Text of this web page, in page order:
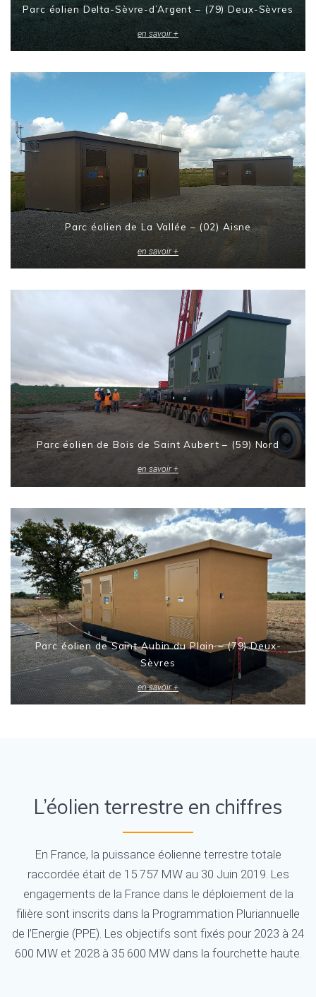
Parc éolien Delta-Sèvre-d’Argent – (79) Deux-Sèvres
en savoir +
Parc éolien de La Vallée – (02) Aisne
en savoir +
Parc éolien de Bois de Saint Aubert – (59) Nord
en savoir +
Parc éolien de Saint Aubin du Plain – (79) Deux-
Sèvres
en savoir +
L’éolien terrestre en chiffres
En France, la puissance éolienne terrestre totale
raccordée était de 15 757 MW au 30 Juin 2019. Les
engagements de la France dans le déploiement de la
filière sont inscrits dans la Programmation Pluriannuelle
de l’Energie (PPE). Les objectifs sont fixés pour 2023 à 24
600 MW et 2028 à 35 600 MW dans la fourchette haute.